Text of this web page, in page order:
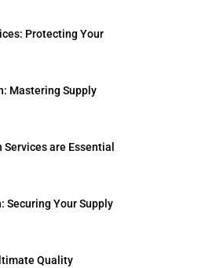
Protecting Your
Mastering Supply
are Essential
Securing Your Supply
Quality